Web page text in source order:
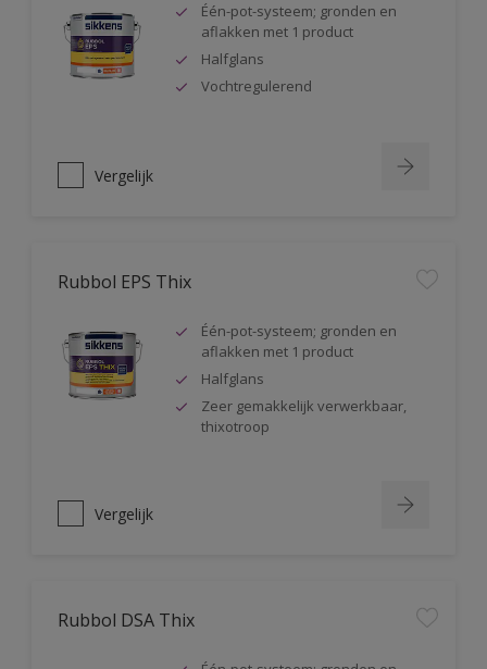
Één-pot-systeem; gronden en
aflakken met 1 product
Halfglans
Vochtregulerend
Vergelijk
Rubbol EPS Thix
Één-pot-systeem; gronden en
aflakken met 1 product
Halfglans
Zeer gemakkelijk verwerkbaar,
thixotroop
Vergelijk
Rubbol DSA Thix